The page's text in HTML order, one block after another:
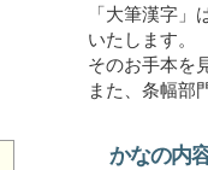
「大筆漢字
いたします。
そのお手本を
また、条幅部
かなの内